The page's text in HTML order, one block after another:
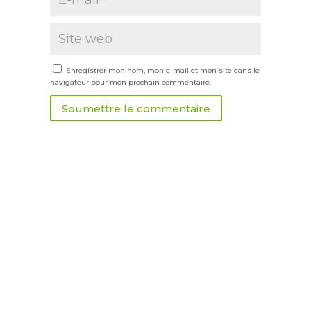
Enregistrer mon nom, mon e-mail et mon site dans le
navigateur pour mon prochain commentaire.
Soumettre le commentaire